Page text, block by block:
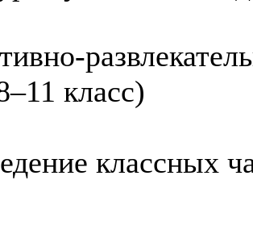
класс)
классных